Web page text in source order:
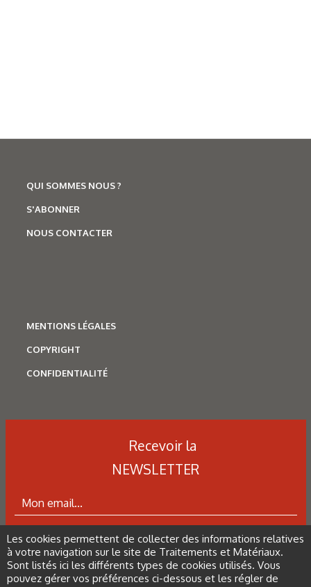
Fonctionnaliser les surfaces
QUI SOMMES NOUS ?
S'ABONNER
NOUS CONTACTER
MENTIONS LÉGALES
COPYRIGHT
CONFIDENTIALITÉ
Recevoir la
NEWSLETTER
ABONNEZ-VOUS À LA NEWSLETTER
Les cookies permettent de collecter des informations relatives
à votre navigation sur le site de Traitements et Matériaux.
Sont listés ici les différents types de cookies utilisés. Vous
pouvez gérer vos préférences ci-dessous et les régler de